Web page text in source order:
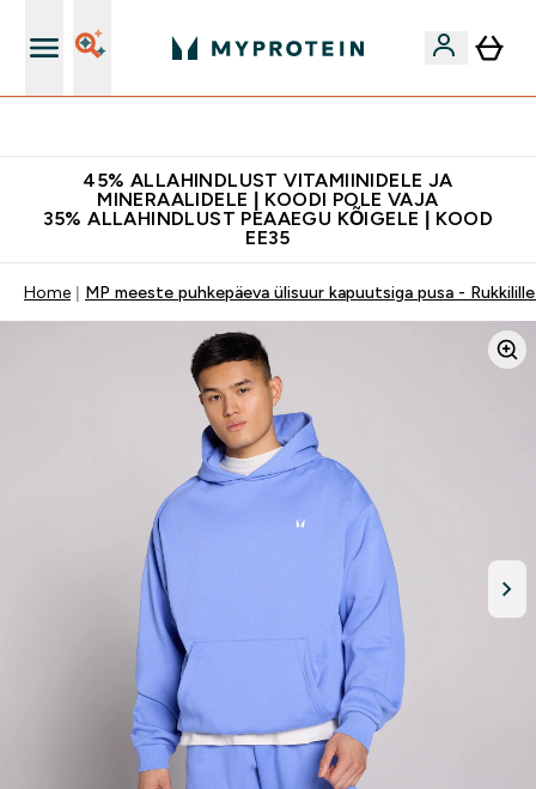
45% ALLAHINDLUST VITAMIINIDELE JA
MINERAALIDELE | KOODI POLE VAJA
35% ALLAHINDLUST PEAAEGU KÕIGELE | KOOD
EE35
Home MP meeste puhkepäeva ülisuur kapuutsiga pusa -